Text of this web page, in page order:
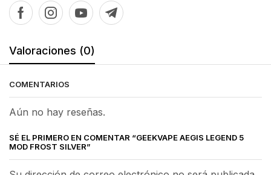
Valoraciones (0)
COMENTARIOS
Aún no hay reseñas.
SÉ EL PRIMERO EN COMENTAR “GEEKVAPE AEGIS LEGEND 5
MOD FROST SILVER”